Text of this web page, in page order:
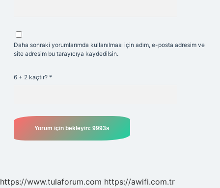
Daha sonraki yorumlarımda kullanılması için adım, e-posta adresim ve
site adresim bu tarayıcıya kaydedilsin.
6 + 2 kaçtır? *
https://www.tulaforum.com https://awifi.com.tr